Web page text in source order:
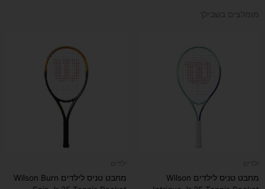
מומלצים בשבילך
מחבט טניס לילדים Wilson
מחבט טניס לילדים Wilson Burn